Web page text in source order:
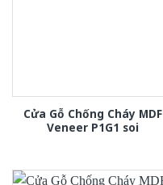
Cửa Gỗ Chống Cháy MDF
Veneer P1G1 soi